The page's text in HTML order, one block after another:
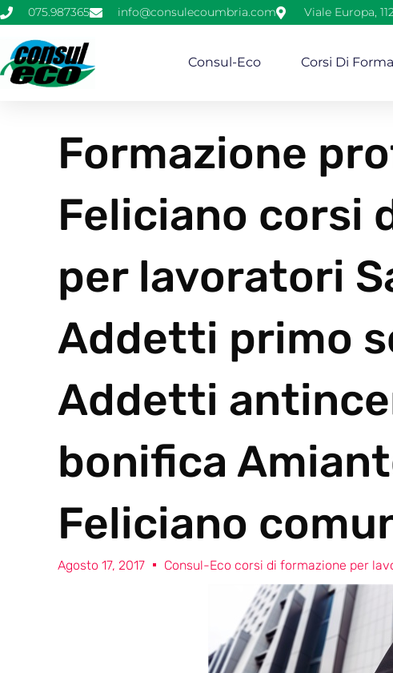
075.987365 info@consulecoumbria.com Viale Europa,
Consul-Eco Corsi Di
Formazione
Feliciano corsi
per lavoratori
Addetti primo
Addetti
bonifica
Feliciano
Agosto 17, 2017 Consul-Eco corsi di formazione per